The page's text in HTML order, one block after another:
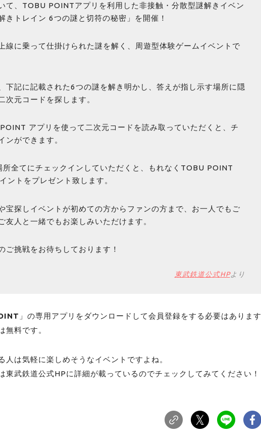
て、TOBU POINTアプリを利用した非接触・分散型謎解きイベン
きトレイン 6つの謎と切符の秘密」を開催！
線に乗って仕掛けられた謎を解く、周遊型体験ゲームイベントで
下記に記載された6つの謎を解き明かし、答えが指し示す場所に隠
次元コードを探します。
アプリを使って二次元コードを読み取っていただくと、チ
ンができます。
所全てにチェックインしていただくと、もれなくTOBU POINT
ントをプレゼント致します。
宝探しイベントが初めての方からファンの方まで、お一人でもご
友人と一緒でもお楽しみいただけます。
ご挑戦をお待ちしております！
東武鉄道公式HPより
」の専用アプリをダウンロードして会員登録をする必要はあります
無料です。
人は気軽に楽しめそうなイベントですよね。
東武鉄道公式HPに詳細が載っているのでチェックしてみてください！